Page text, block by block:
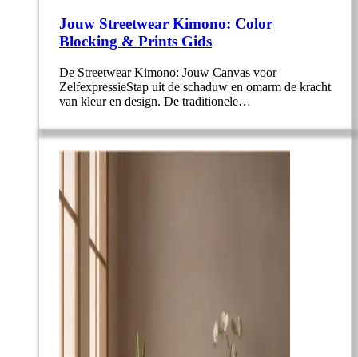
Jouw Streetwear Kimono: Color
Blocking & Prints Gids
De Streetwear Kimono: Jouw Canvas voor
ZelfexpressieStap uit de schaduw en omarm de kracht
van kleur en design. De traditionele…